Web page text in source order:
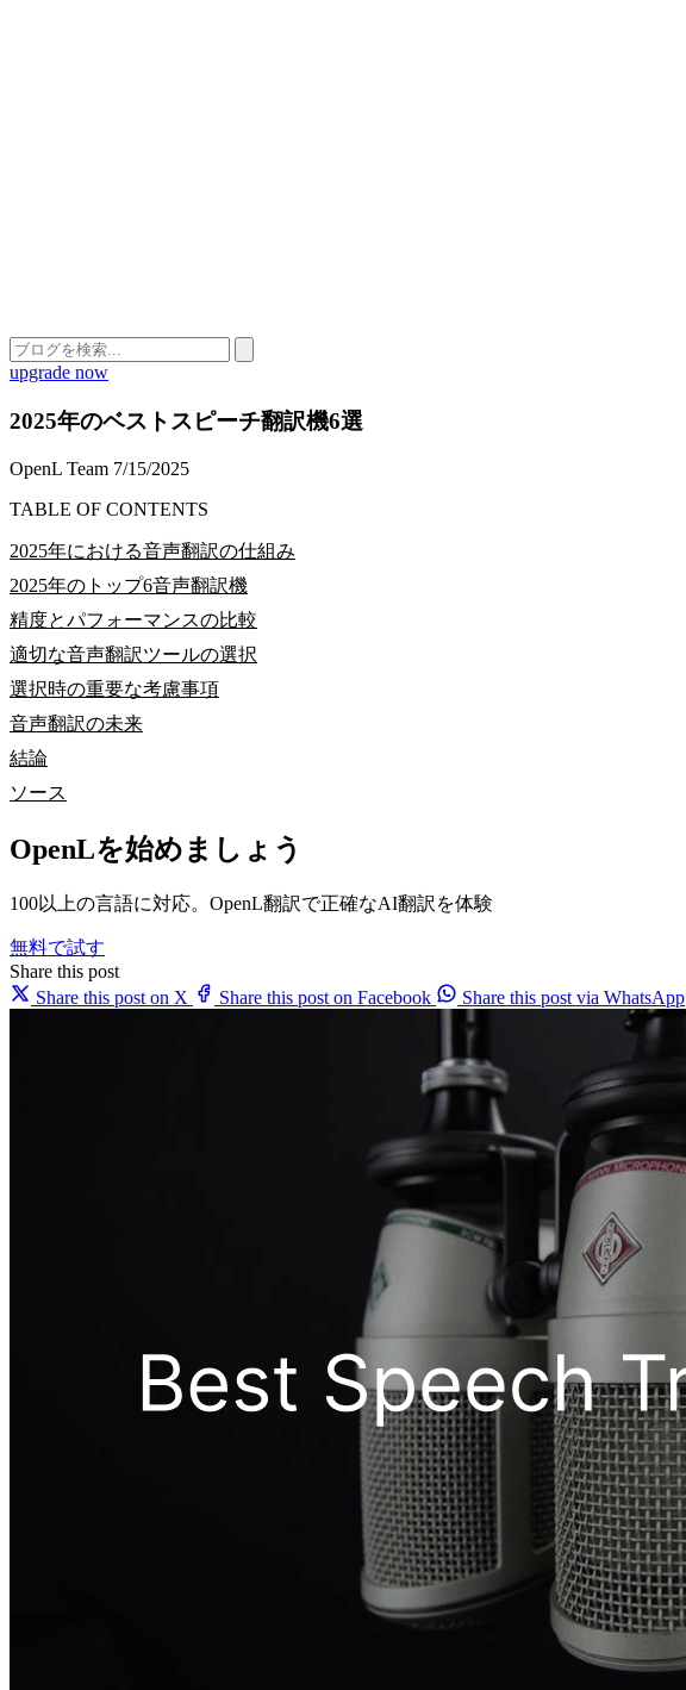
upgrade now
2025年のベストスピーチ翻訳機6選
OpenL Team 7/15/2025
TABLE OF CONTENTS
2025年における音声翻訳の仕組み
2025年のトップ6音声翻訳機
精度とパフォーマンスの比較
適切な音声翻訳ツールの選択
選択時の重要な考慮事項
音声翻訳の未来
結論
ソース
OpenLを始めましょう
100以上の言語に対応。OpenL翻訳で正確なAI翻訳を体験
無料で試す
Share this post
Share this post on X
Share this post on Facebook Share this post via WhatsApp